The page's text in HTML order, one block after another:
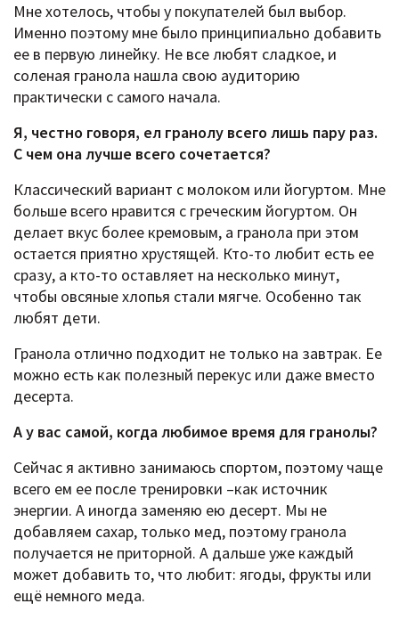
Мне хотелось, чтобы у покупателей был выбор.
Именно поэтому мне было принципиально добавить
ее в первую линейку. Не все любят сладкое, и
соленая гранола нашла свою аудиторию
практически с самого начала.
Я, честно говоря, ел гранолу всего лишь пару раз.
С чем она лучше всего сочетается?
Классический вариант с молоком или йогуртом. Мне
больше всего нравится с греческим йогуртом. Он
делает вкус более кремовым, а гранола при этом
остается приятно хрустящей. Кто-то любит есть ее
сразу, а кто-то оставляет на несколько минут,
чтобы овсяные хлопья стали мягче. Особенно так
любят дети.
Гранола отлично подходит не только на завтрак. Ее
можно есть как полезный перекус или даже вместо
десерта.
А у вас самой, когда любимое время для гранолы?
Сейчас я активно занимаюсь спортом, поэтому чаще
всего ем ее после тренировки –как источник
энергии. А иногда заменяю ею десерт. Мы не
добавляем сахар, только мед, поэтому гранола
получается не приторной. А дальше уже каждый
может добавить то, что любит: ягоды, фрукты или
ещё немного меда.